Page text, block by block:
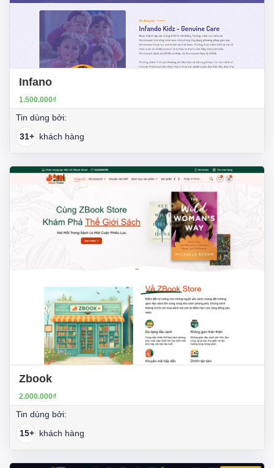
Infano
1.500.000₫
Tin dùng bởi:
31+ khách hàng
Zbook
2.000.000₫
Tin dùng bởi:
15+ khách hàng